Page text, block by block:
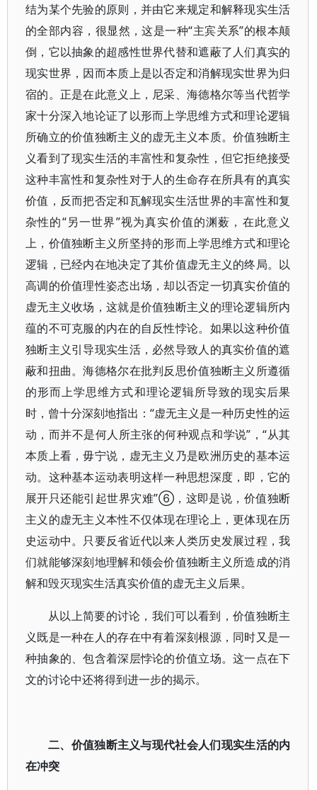
结为某个先验的原则，并由它来规定和解释现实生活
的全部内容，很显然，这是一种“主宾关系”的根本颠
倒，它以抽象的超感性世界代替和遮蔽了人们真实的
现实世界，因而本质上是以否定和消解现实世界为归
宿的。正是在此意义上，尼采、海德格尔等当代哲学
家十分深入地论证了以形而上学思维方式和理论逻辑
所确立的价值独断主义的虚无主义本质。价值独断主
义看到了现实生活的丰富性和复杂性，但它拒绝接受
这种丰富性和复杂性对于人的生命存在所具有的真实
价值，反而把否定和瓦解现实生活世界的丰富性和复
杂性的“另一世界”视为真实价值的渊薮，在此意义
上，价值独断主义所坚持的形而上学思维方式和理论
逻辑，已经内在地决定了其价值虚无主义的终局。以
高调的价值理性姿态出场，却以否定一切真实价值的
虚无主义收场，这就是价值独断主义的理论逻辑所内
蕴的不可克服的内在的自反性悖论。如果以这种价值
独断主义引导现实生活，必然导致人的真实价值的遮
蔽和扭曲。海德格尔在批判反思价值独断主义所遵循
的形而上学思维方式和理论逻辑所导致的现实后果
时，曾十分深刻地指出：“虚无主义是一种历史性的运
动，而并不是何人所主张的何种观点和学说”，“从其
本质上看，毋宁说，虚无主义乃是欧洲历史的基本运
动。这种基本运动表明这样一种思想深度，即，它的
展开只还能引起世界灾难”⑥，这即是说，价值独断
主义的虚无主义本性不仅体现在理论上，更体现在历
史运动中。只要反省近代以来人类历史发展过程，我
们就能够深刻地理解和领会价值独断主义所造成的消
解和毁灭现实生活真实价值的虚无主义后果。
从以上简要的讨论，我们可以看到，价值独断主
义既是一种在人的存在中有着深刻根源，同时又是一
种抽象的、包含着深层悖论的价值立场。这一点在下
文的讨论中还将得到进一步的揭示。
二、价值独断主义与现代社会人们现实生活的内
在冲突